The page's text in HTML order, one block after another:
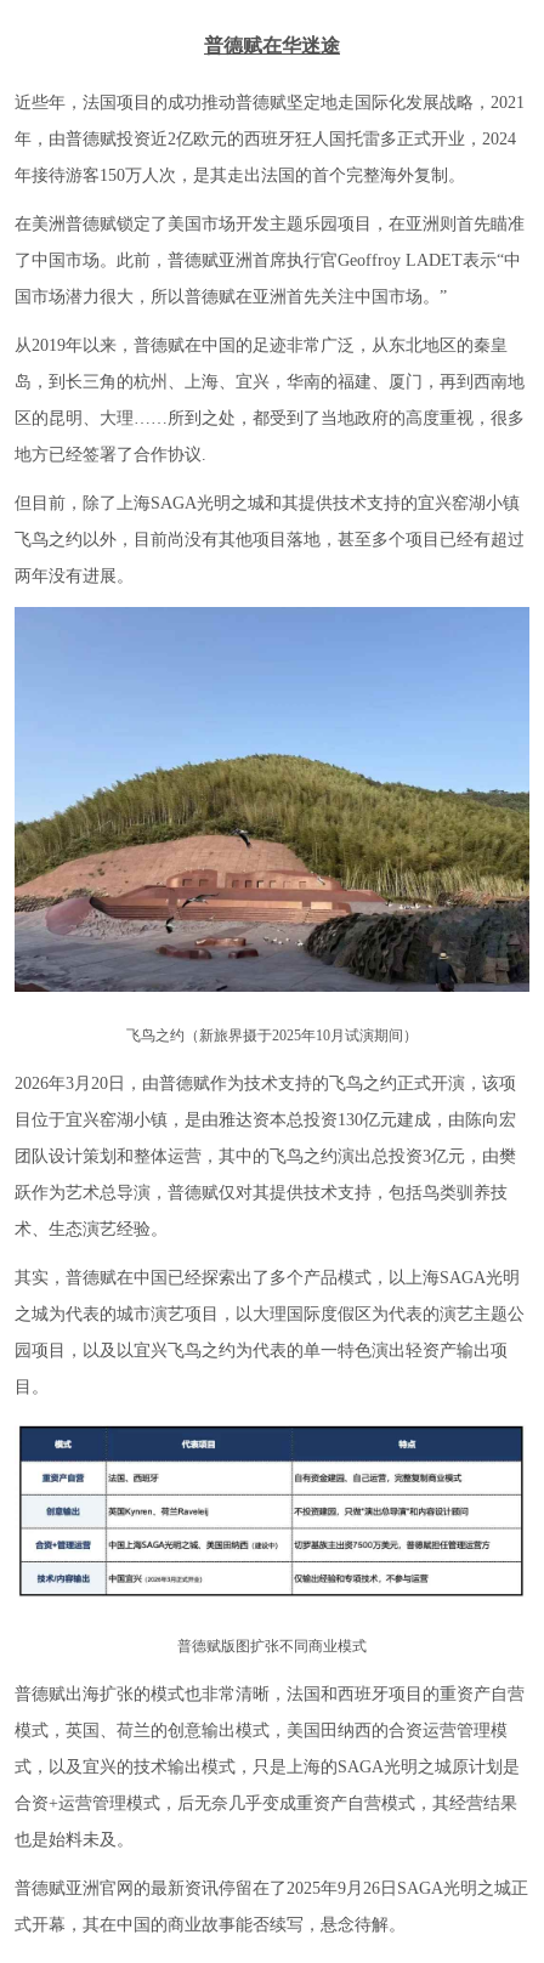
普德赋在华迷途
近些年，法国项目的成功推动普德赋坚定地走国际化发展战略，2021
年，由普德赋投资近2亿欧元的西班牙狂人国托雷多正式开业，2024
年接待游客150万人次，是其走出法国的首个完整海外复制。
在美洲普德赋锁定了美国市场开发主题乐园项目，在亚洲则首先瞄准
了中国市场。此前，普德赋亚洲首席执行官Geoffroy LADET表示“中
国市场潜力很大，所以普德赋在亚洲首先关注中国市场。”
从2019年以来，普德赋在中国的足迹非常广泛，从东北地区的秦皇
岛，到长三角的杭州、上海、宜兴，华南的福建、厦门，再到西南地
区的昆明、大理……所到之处，都受到了当地政府的高度重视，很多
地方已经签署了合作协议.
但目前，除了上海SAGA光明之城和其提供技术支持的宜兴窑湖小镇
飞鸟之约以外，目前尚没有其他项目落地，甚至多个项目已经有超过
两年没有进展。
飞鸟之约（新旅界摄于2025年10月试演期间）
2026年3月20日，由普德赋作为技术支持的飞鸟之约正式开演，该项
目位于宜兴窑湖小镇，是由雅达资本总投资130亿元建成，由陈向宏
团队设计策划和整体运营，其中的飞鸟之约演出总投资3亿元，由樊
跃作为艺术总导演，普德赋仅对其提供技术支持，包括鸟类驯养技
术、生态演艺经验。
其实，普德赋在中国已经探索出了多个产品模式，以上海SAGA光明
之城为代表的城市演艺项目，以大理国际度假区为代表的演艺主题公
园项目，以及以宜兴飞鸟之约为代表的单一特色演出轻资产输出项
目。
普德赋版图扩张不同商业模式
普德赋出海扩张的模式也非常清晰，法国和西班牙项目的重资产自营
模式，英国、荷兰的创意输出模式，美国田纳西的合资运营管理模
式，以及宜兴的技术输出模式，只是上海的SAGA光明之城原计划是
合资+运营管理模式，后无奈几乎变成重资产自营模式，其经营结果
也是始料未及。
普德赋亚洲官网的最新资讯停留在了2025年9月26日SAGA光明之城正
式开幕，其在中国的商业故事能否续写，悬念待解。